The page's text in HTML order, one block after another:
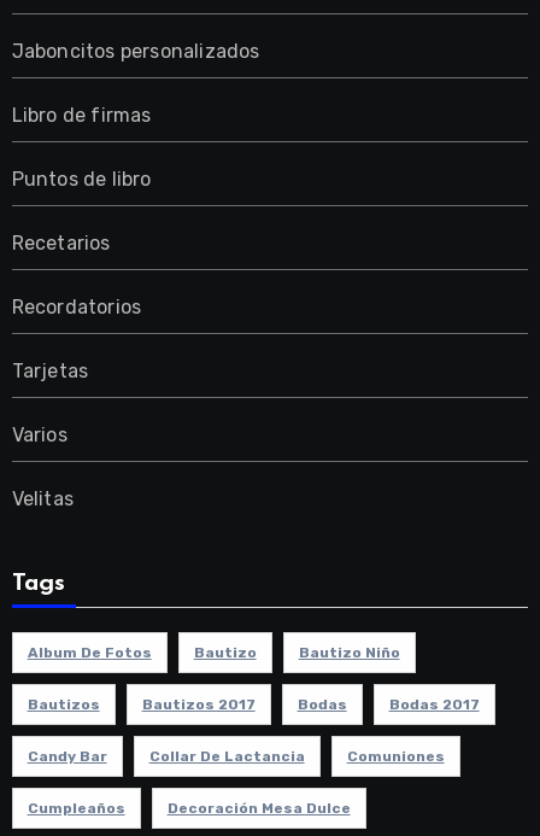
Jaboncitos personalizados
Libro de firmas
Puntos de libro
Recetarios
Recordatorios
Tarjetas
Varios
Velitas
Tags
Album De Fotos Bautizo Bautizo Niño
Bautizos Bautizos 2017 Bodas Bodas 2017
Candy Bar Collar De Lactancia Comuniones
Cumpleaños Decoración Mesa Dulce